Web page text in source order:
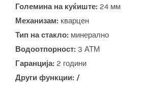
Големина на куќиште: 24 мм
Механизам: кварцен
Тип на стакло: минерално
Водоотпорност: 3 АТМ
Гаранција: 2 години
Други функции: /